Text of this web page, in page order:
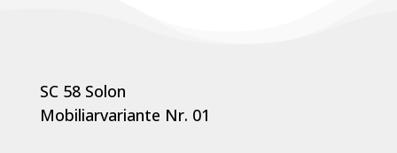
SC 58 Solon
Mobiliarvariante Nr. 01